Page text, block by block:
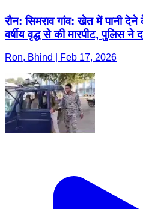
रौन: सिमराव गांव: खेत में पानी
वर्षीय वृद्ध से की मारपीट, पुलिस ने
Ron, Bhind | Feb 17, 2026